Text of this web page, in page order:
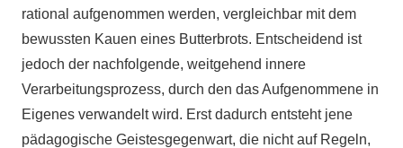
rational aufgenommen werden, vergleichbar mit dem
bewussten Kauen eines Butterbrots. Entscheidend ist
jedoch der nachfolgende, weitgehend innere
Verarbeitungsprozess, durch den das Aufgenommene in
Eigenes verwandelt wird. Erst dadurch entsteht jene
pädagogische Geistesgegenwart, die nicht auf Regeln,